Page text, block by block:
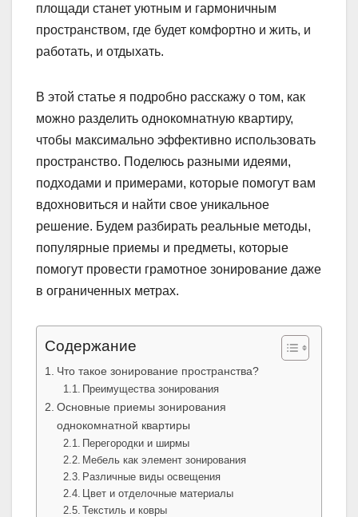
площади станет уютным и гармоничным
пространством, где будет комфортно и жить, и
работать, и отдыхать.
В этой статье я подробно расскажу о том, как
можно разделить однокомнатную квартиру,
чтобы максимально эффективно использовать
пространство. Поделюсь разными идеями,
подходами и примерами, которые помогут вам
вдохновиться и найти свое уникальное
решение. Будем разбирать реальные методы,
популярные приемы и предметы, которые
помогут провести грамотное зонирование даже
в ограниченных метрах.
Содержание
Что такое зонирование пространства?
Преимущества зонирования
Основные приемы зонирования
однокомнатной квартиры
Перегородки и ширмы
Мебель как элемент зонирования
Различные виды освещения
Цвет и отделочные материалы
Текстиль и ковры